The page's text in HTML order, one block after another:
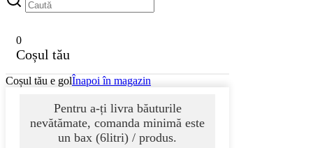
0
Coșul tău
Coșul tău e golÎnapoi în magazin